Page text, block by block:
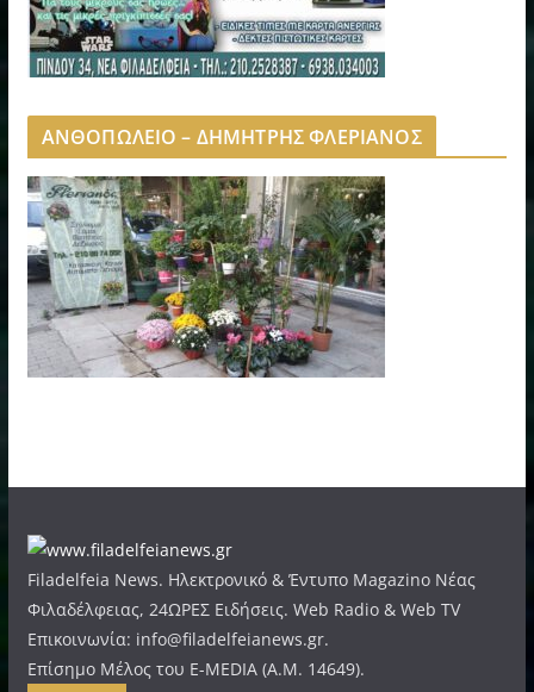
ΑΝΘΟΠΩΛΕΙΟ – ΔΗΜΗΤΡΗΣ ΦΛΕΡΙΑΝΟΣ
Filadelfeia News. Ηλεκτρονικό & Έντυπο Magazino Νέας
Φιλαδέλφειας, 24ΩΡΕΣ Ειδήσεις. Web Radio & Web TV
Επικοινωνία: info@filadelfeianews.gr.
Επίσημο Μέλος του E-MEDIA (A.M. 14649).